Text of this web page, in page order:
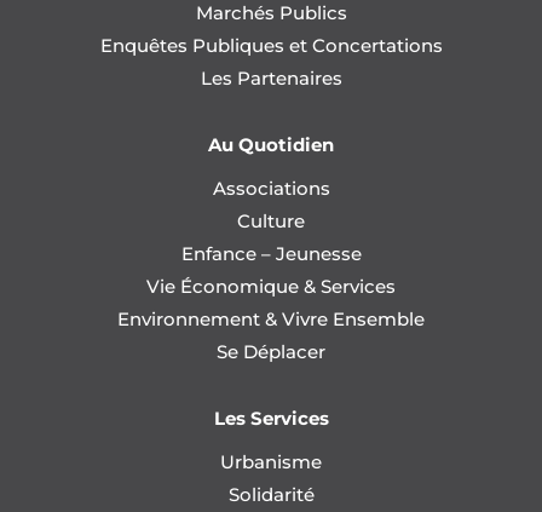
Marchés Publics
Enquêtes Publiques et Concertations
Les Partenaires
Au Quotidien
Associations
Culture
Enfance – Jeunesse
Vie Économique & Services
Environnement & Vivre Ensemble
Se Déplacer
Les Services
Urbanisme
Solidarité